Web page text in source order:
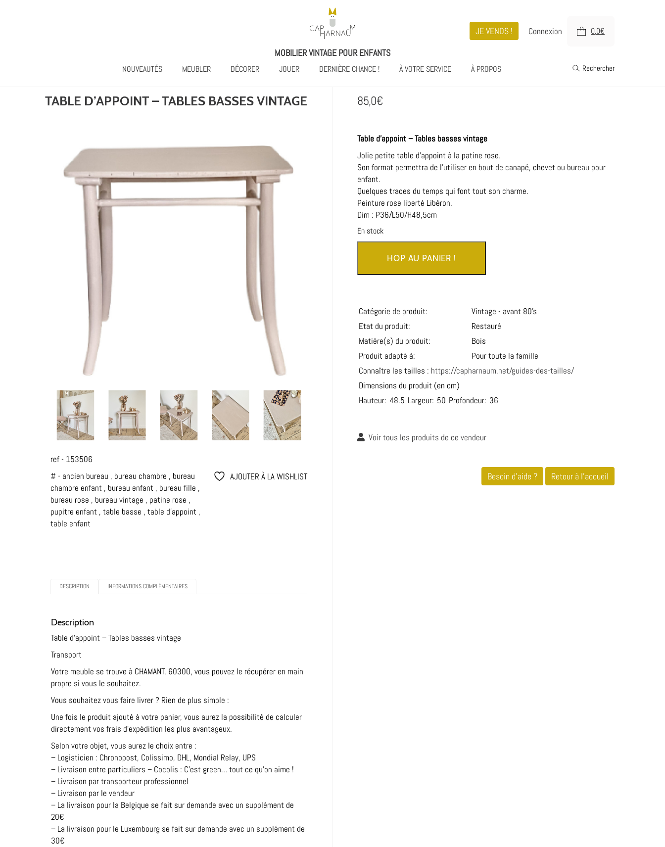
MOBILIER VINTAGE POUR ENFANTS
JE VENDS ! Connexion 0,0€
NOUVEAUTÉS MEUBLER DÉCORER JOUER DERNIÈRE CHANCE ! À VOTRE SERVICE À PROPOS Rechercher
TABLE D’APPOINT – TABLES BASSES VINTAGE 85,0€
ref - 153506
# - ancien bureau , bureau chambre , bureau
chambre enfant , bureau enfant , bureau fille ,
bureau rose , bureau vintage , patine rose ,
pupitre enfant , table basse , table d'appoint ,
table enfant
AJOUTER À LA WISHLIST
DESCRIPTION INFORMATIONS COMPLÉMENTAIRES
Description
Table d’appoint – Tables basses vintage
Transport
Votre meuble se trouve à CHAMANT, 60300, vous pouvez le récupérer en main
propre si vous le souhaitez.
Vous souhaitez vous faire livrer ? Rien de plus simple :
Une fois le produit ajouté à votre panier, vous aurez la possibilité de calculer
directement vos frais d’expédition les plus avantageux.
Selon votre objet, vous aurez le choix entre :
– Logisticien : Chronopost, Colissimo, DHL, Mondial Relay, UPS
– Livraison entre particuliers – Cocolis : C’est green… tout ce qu’on aime !
– Livraison par transporteur professionnel
– Livraison par le vendeur
– La livraison pour la Belgique se fait sur demande avec un supplément de
20€
– La livraison pour le Luxembourg se fait sur demande avec un supplément de
30€
Table d’appoint – Tables basses vintage
Jolie petite table d’appoint à la patine rose.
Son format permettra de l’utiliser en bout de canapé, chevet ou bureau pour
enfant.
Quelques traces du temps qui font tout son charme.
Peinture rose liberté Libéron.
Dim : P36/L50/H48,5cm
En stock
HOP AU PANIER !
Catégorie de produit:
Vintage - avant 80’s
Etat du produit:
Restauré
Matière(s) du produit:
Bois
Produit adapté à:
Pour toute la famille
Connaître les tailles : https://capharnaum.net/guides-des-tailles/
Dimensions du produit (en cm)
Hauteur: 48.5 Largeur: 50 Profondeur: 36
Voir tous les produits de ce vendeur
Besoin d'aide ? Retour à l'accueil